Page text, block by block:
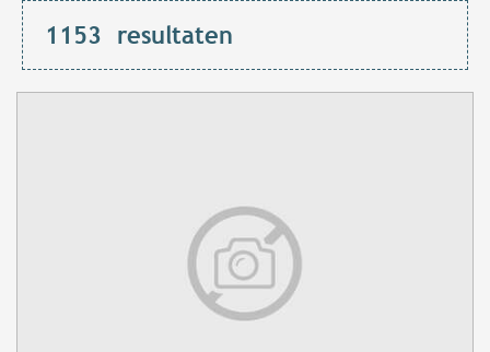
1153 resultaten